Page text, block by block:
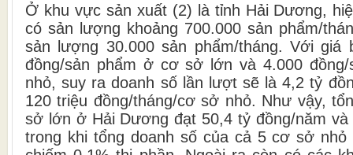
Ở khu vực sản xuất (2) là tỉnh Hải Dương,
có sản lượng khoảng 700.000 sản phẩm/
sản lượng 30.000 sản phẩm/tháng. Với giá
đồng/sản phẩm ở cơ sở lớn và 4.000
nhỏ, suy ra doanh số lần lượt sẽ là 4,2 tỷ
120 triệu đồng/tháng/cơ sở nhỏ. Như vậy,
sở lớn ở Hải Dương đạt 50,4 tỷ đồng/năm và
trong khi tổng doanh số của cả 5 cơ sở nhỏ